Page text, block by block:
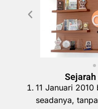
Sejarah
11 Januari
seadanya,